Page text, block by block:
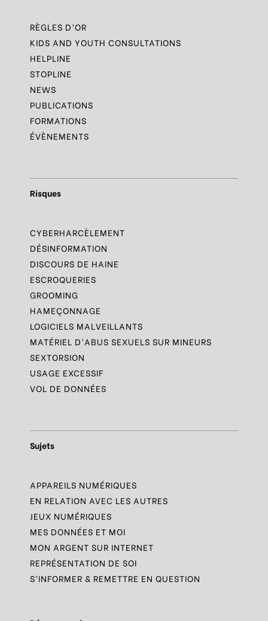
RÈGLES D’OR
KIDS AND YOUTH CONSULTATIONS
HELPLINE
STOPLINE
NEWS
PUBLICATIONS
FORMATIONS
ÉVÈNEMENTS
Risques
CYBERHARCÈLEMENT
DÉSINFORMATION
DISCOURS DE HAINE
ESCROQUERIES
GROOMING
HAMEÇONNAGE
LOGICIELS MALVEILLANTS
MATÉRIEL D’ABUS SEXUELS SUR MINEURS
SEXTORSION
USAGE EXCESSIF
VOL DE DONNÉES
Sujets
APPAREILS NUMÉRIQUES
EN RELATION AVEC LES AUTRES
JEUX NUMÉRIQUES
MES DONNÉES ET MOI
MON ARGENT SUR INTERNET
REPRÉSENTATION DE SOI
S’INFORMER & REMETTRE EN QUESTION